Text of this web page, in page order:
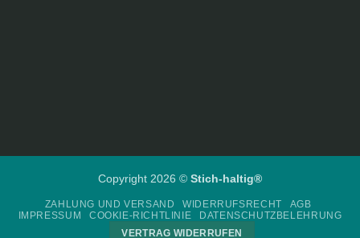
Copyright 2026 © Stich-haltig®
ZAHLUNG UND VERSAND WIDERRUFSRECHT
AGB
IMPRESSUM
COOKIE-RICHTLINIE
DATENSCHUTZBELEHRUNG
VERTRAG WIDERRUFEN